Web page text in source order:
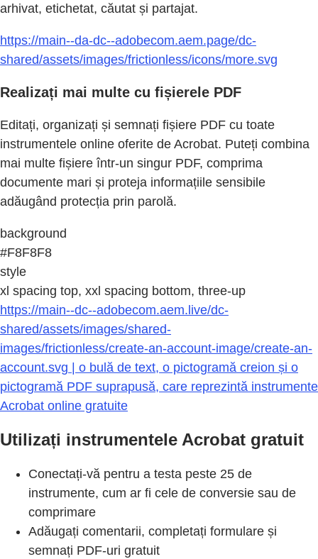
arhivat, etichetat, căutat și partajat.
https://main--da-dc--adobecom.aem.page/dc-
shared/assets/images/frictionless/icons/more.svg
Realizați mai multe cu fișierele PDF
Editați, organizați și semnați fișiere PDF cu toate
instrumentele online oferite de Acrobat. Puteți combina
mai multe fișiere într-un singur PDF, comprima
documente mari și proteja informațiile sensibile
adăugând protecția prin parolă.
background
#F8F8F8
style
xl spacing top, xxl spacing bottom, three-up
https://main--dc--adobecom.aem.live/dc-
shared/assets/images/shared-
images/frictionless/create-an-account-image/create-an-
account.svg | o bulă de text, o pictogramă creion și o
pictogramă PDF suprapusă, care reprezintă instrumente
Acrobat online gratuite
Utilizați instrumentele Acrobat gratuit
Conectați-vă pentru a testa peste 25 de
instrumente, cum ar fi cele de conversie sau de
comprimare
Adăugați comentarii, completați formulare și
semnați PDF-uri gratuit